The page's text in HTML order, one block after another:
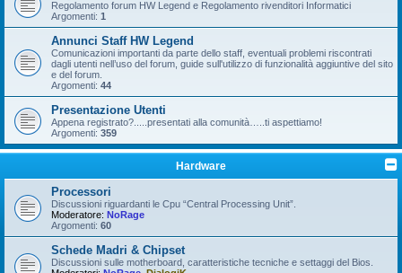
Regolamento forum HW Legend e Regolamento rivenditori Informatici
Argomenti: 1
Annunci Staff HW Legend
Comunicazioni importanti da parte dello staff, eventuali problemi riscontrati
dagli utenti nell’uso del forum, guide sull'utilizzo di funzionalità aggiuntive del sito
e del forum.
Argomenti: 44
Presentazione Utenti
Appena registrato?.....presentati alla comunità…..ti aspettiamo!
Argomenti: 359
Hardware
Processori
Discussioni riguardanti le Cpu “Central Processing Unit”.
Moderatore: NoRage
Argomenti: 60
Schede Madri & Chipset
Discussioni sulle motherboard, caratteristiche tecniche e settaggi del Bios.